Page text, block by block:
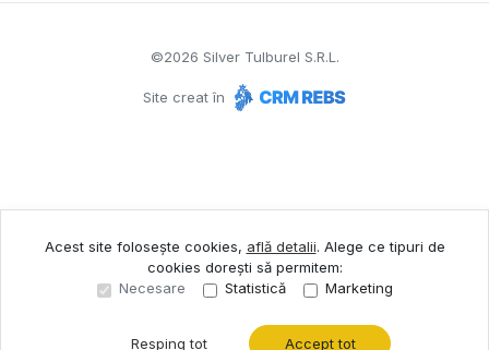
©2026 Silver Tulburel S.R.L.
Site creat în
Acest site folosește cookies, află detalii. Alege ce tipuri de
cookies dorești să permitem:
Necesare
Statistică Marketing
Resping tot Accept tot